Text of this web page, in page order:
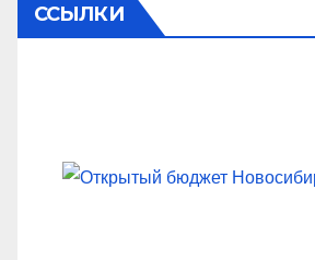
ССЫЛКИ